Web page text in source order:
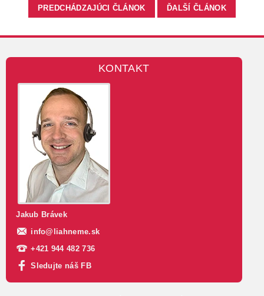
PREDCHÁDZAJÚCI ČLÁNOK ĎALŠÍ ČLÁNOK
KONTAKT
Jakub Brávek
info@ liahneme.sk
+421 944 482 736
Sledujte náš FB